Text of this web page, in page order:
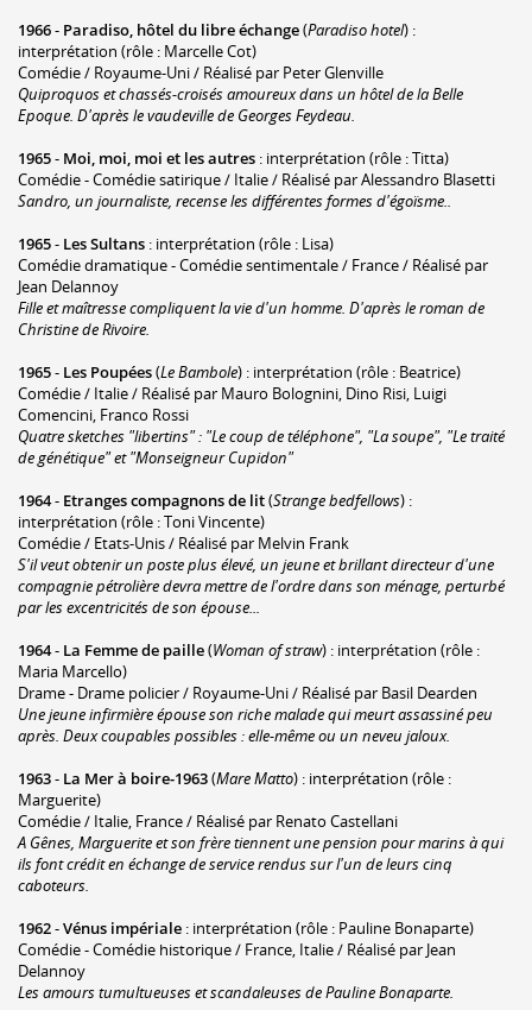
1966- Paradiso, hôtel du libre échange(Paradiso hotel) :
interprétation (rôle : Marcelle Cot)
Comédie / Royaume-Uni / Réalisé par Peter Glenville
Quiproquos et chassés-croisés amoureux dans un hôtel de la Belle
Epoque. D'après le vaudeville de Georges Feydeau.
1965- Moi, moi, moi et les autres : interprétation (rôle : Titta)
Comédie - Comédie satirique / Italie / Réalisé par Alessandro Blasetti
Sandro, un journaliste, recense les différentes formes d'égoïsme..
1965- Les Sultans : interprétation (rôle : Lisa)
Comédie dramatique - Comédie sentimentale / France / Réalisé par
Jean Delannoy
Fille et maîtresse compliquent la vie d'un homme. D'après le roman de
Christine de Rivoire.
1965- Les Poupées(Le Bambole) : interprétation (rôle : Beatrice)
Comédie / Italie / Réalisé par Mauro Bolognini, Dino Risi, Luigi
Comencini, Franco Rossi
Quatre sketches "libertins" : "Le coup de téléphone", "La soupe", "Le traité
de génétique" et "Monseigneur Cupidon"
1964- Etranges compagnons de lit(Strange bedfellows) :
interprétation (rôle : Toni Vincente)
Comédie / Etats-Unis / Réalisé par Melvin Frank
S'il veut obtenir un poste plus élevé, un jeune et brillant directeur d'une
compagnie pétrolière devra mettre de l'ordre dans son ménage, perturbé
par les excentricités de son épouse...
1964- La Femme de paille(Woman of straw) : interprétation (rôle :
Maria Marcello)
Drame - Drame policier / Royaume-Uni / Réalisé par Basil Dearden
Une jeune infirmière épouse son riche malade qui meurt assassiné peu
après. Deux coupables possibles : elle-même ou un neveu jaloux.
1963- La Mer à boire-1963(Mare Matto) : interprétation (rôle :
Marguerite)
Comédie / Italie, France / Réalisé par Renato Castellani
A Gênes, Marguerite et son frère tiennent une pension pour marins à qui
ils font crédit en échange de service rendus sur l'un de leurs cinq
caboteurs.
1962-Vénus impériale : interprétation (rôle : Pauline Bonaparte)
Comédie - Comédie historique / France, Italie / Réalisé par Jean
Delannoy
Les amours tumultueuses et scandaleuses de Pauline Bonaparte.